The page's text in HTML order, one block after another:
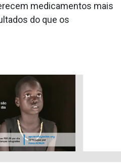
medicamentos mais
do que os